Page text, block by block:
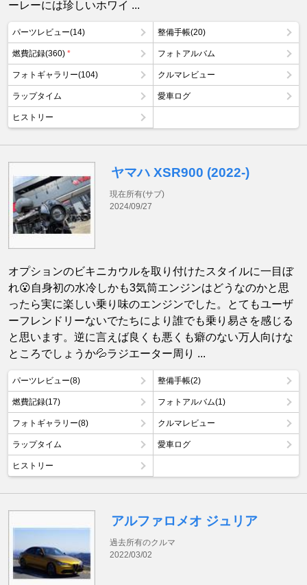
ーレーには珍しいホワイ ...
パーツレビュー(14) 整備手帳(20)
燃費記録(360) * フォトアルバム
フォトギャラリー(104) クルマレビュー
ラップタイム 愛車ログ
ヒストリー
ヤマハ XSR900 (2022-)
現在所有(サブ)
2024/09/27
オプションのビキニカウルを取り付けたスタイルに一目ぼ
れ😮自身初の水冷しかも3気筒エンジンはどうなのかと思
ったら実に楽しい乗り味のエンジンでした。とてもユーザ
ーフレンドリーないでたちにより誰でも乗り易さを感じる
と思います。逆に言えば良くも悪くも癖のない万人向けな
ところでしょうか💦ラジエーター周り ...
パーツレビュー(8) 整備手帳(2)
燃費記録(17) フォトアルバム(1)
フォトギャラリー(8) クルマレビュー
ラップタイム 愛車ログ
ヒストリー
アルファロメオ ジュリア
過去所有のクルマ
2022/03/02